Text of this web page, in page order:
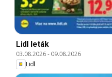
Lidl leták
03.08.2026- 09.08.2026
Lidl